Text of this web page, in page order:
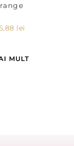
lei
MULT